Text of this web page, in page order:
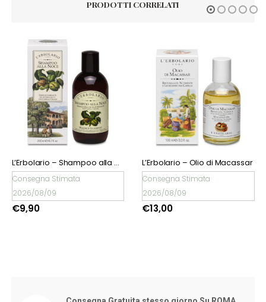
PRODOTTI CORRELATI
L’Erbolario – Shampoo alla Noce
Stimata
09
L’Erbolario – Olio di Macassar
Consegna Stimata
2026/08/09